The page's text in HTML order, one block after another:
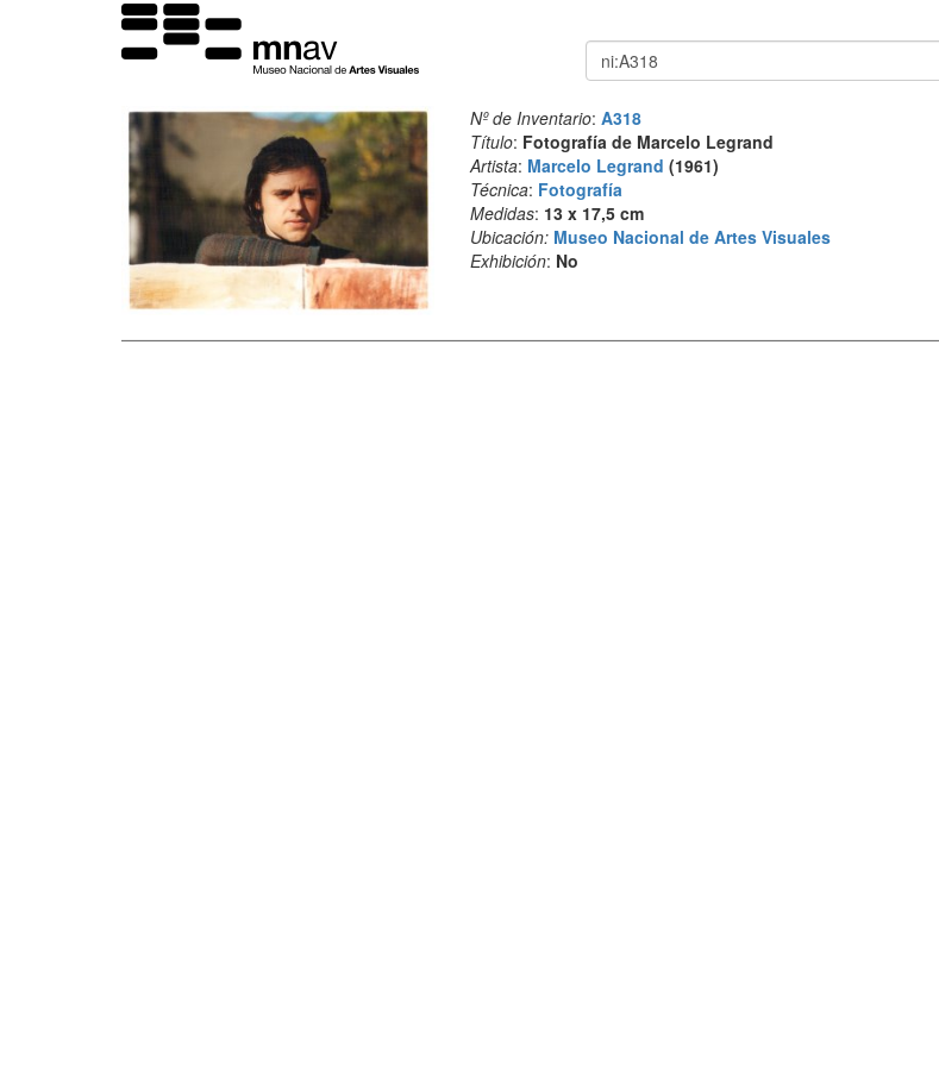
Buscar
Nº de Inventario: A318
Título: Fotografía de Marcelo Legrand
Artista: Marcelo Legrand (1961)
Técnica: Fotografía
Medidas: 13 x 17,5 cm
Ubicación: Museo Nacional de Artes Visuales
Exhibición: No